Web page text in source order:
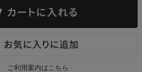
ご利用案内はこちら